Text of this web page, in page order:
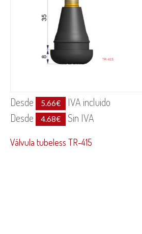
Desde 5.66€
IVA incluido
Desde
4.68€ Sin IVA
Válvula tubeless TR-415